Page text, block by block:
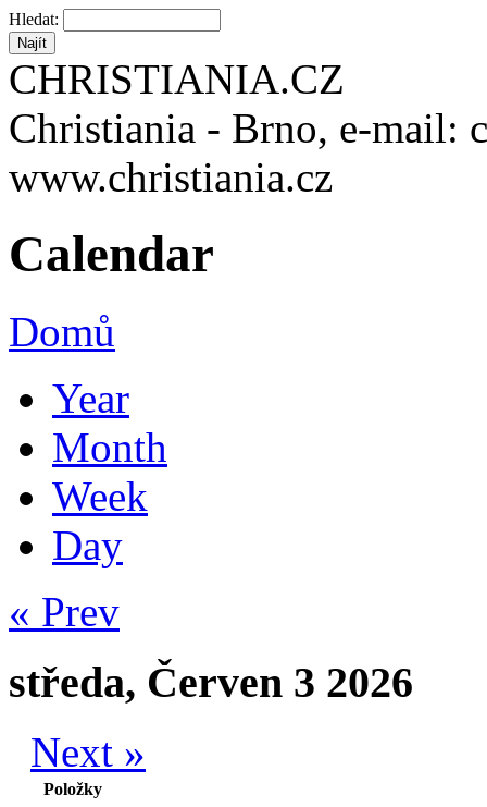
Hledat:
CHRISTIANIA.CZ
Christiania - Brno, e-mail:
www.christiania.cz
Calendar
Domů
Year
Month
Week
Day
« Prev
středa, Červen 3 2026
Next »
Položky